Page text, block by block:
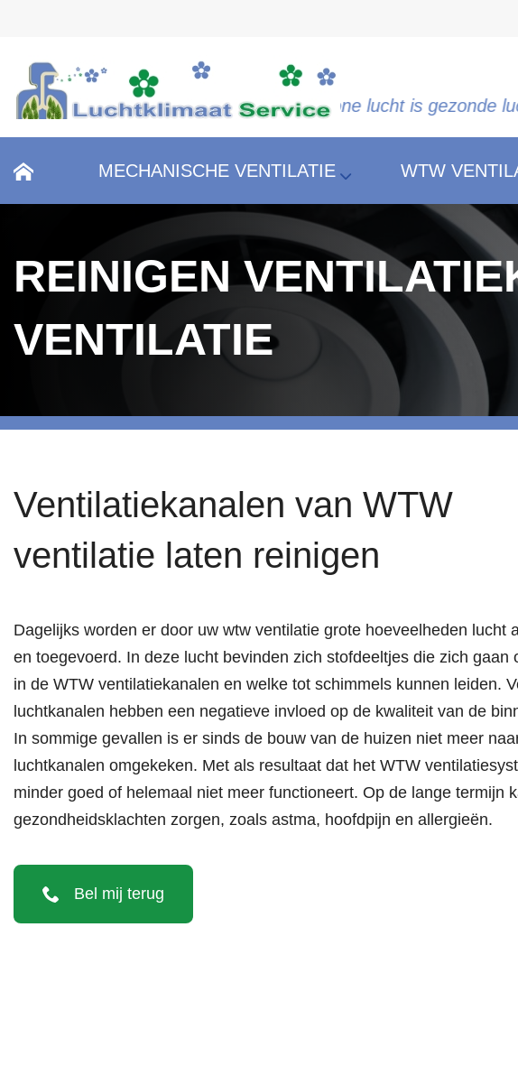
"Schone lucht is gezonde lucht!"
MECHANISCHE VENTILATIE WTW
REINIGEN
VENTILATIE
Ventilatiekanalen van WTW
ventilatie laten reinigen
Dagelijks worden er door uw wtw ventilatie grote hoeveelheden lucht
en toegevoerd. In deze lucht bevinden zich stofdeeltjes die zich gaan
in de WTW ventilatiekanalen en welke tot schimmels kunnen leiden.
luchtkanalen hebben een negatieve invloed op de kwaliteit van de
In sommige gevallen is er sinds de bouw van de huizen niet meer
luchtkanalen omgekeken. Met als resultaat dat het WTW
minder goed of helemaal niet meer functioneert. Op de lange termijn
gezondheidsklachten zorgen, zoals astma, hoofdpijn en allergieën.
Bel mij terug